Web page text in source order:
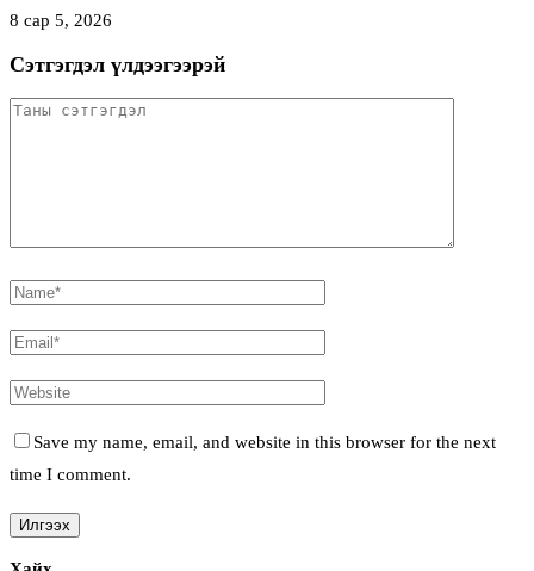
8 сар 5, 2026
Сэтгэгдэл үлдээгээрэй
Save my name, email, and website in this browser for the next
time I comment.